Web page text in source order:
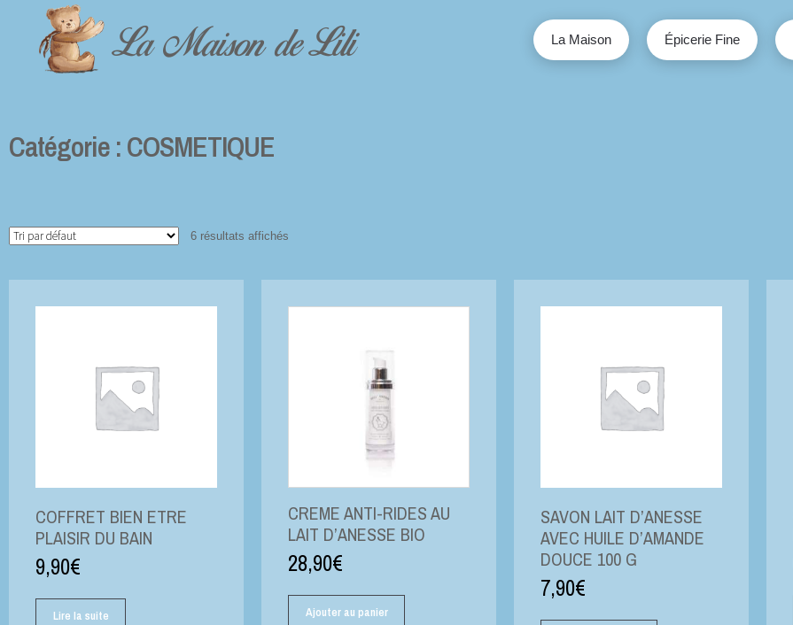
La Maison de Lili La Maison Épicerie Fine
Catégorie : COSMETIQUE
6 résultats affichés
COFFRET BIEN ETRE
PLAISIR DU BAIN
9,90€
Lire la suite
CREME ANTI-RIDES AU
LAIT D’ANESSE BIO
28,90€
Ajouter au panier
SAVON LAIT D’ANESSE
AVEC HUILE D’AMANDE
DOUCE 100 G
7,90€